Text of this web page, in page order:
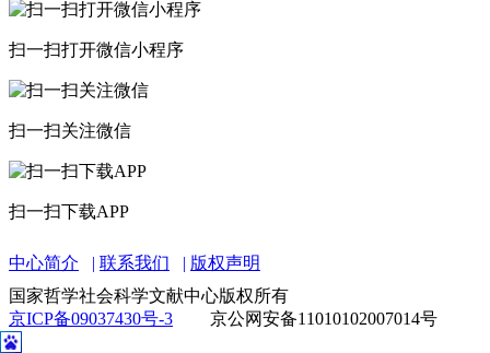
扫一扫打开微信小程序
扫一扫关注微信
扫一扫下载APP
中心简介 联系我们
版权声明
国家哲学社会科学文献中心版权所有
京ICP备09037430号-3
京公网安备11010102007014号